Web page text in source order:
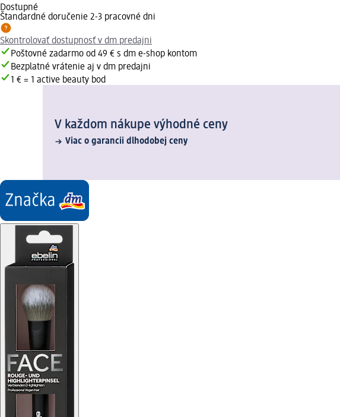
Dostupné
Štandardné doručenie 2-3 pracovné dni
Skontrolovať dostupnosť v dm predajni
Poštovné zadarmo od 49 € s dm e-shop kontom
Bezplatné vrátenie aj v dm predajni
1 € = 1 active beauty bod
V každom nákupe výhodné ceny
Viac o garancii dlhodobej ceny